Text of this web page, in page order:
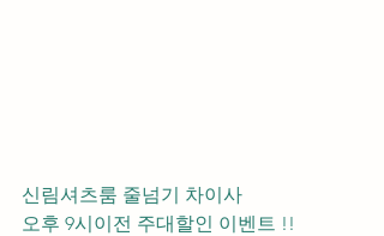
신림셔츠룸 줄넘기 차이사
오후 9시이전 주대할인 이벤트 !!